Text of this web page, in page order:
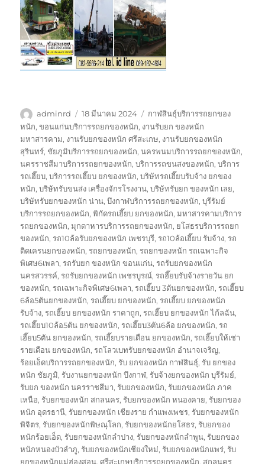
ผู้
เขียน
adminrd
เขียน
เมื่อ
18 มีนาคม 2024
ป้าย
กำกับ
กาฬสินธุ์บริการรถยกของ
หนัก,ขอนแก่นบริการรถยกของหนัก, งานรับยก ของหนัก
มหาสารคาม, งานรับยกของหนัก ศรีสะเกษ, งานรับยกของหนัก
สุรินทร์, ชัยภูมิบริการรถยกของหนัก,นครพนมบริการรถยกของหนัก,
นครราชสีมาบริการรถยกของหนัก,บริการรถขนสงของหนัก,บริการ
รถเฮี๊ยบ,บริการรถเฮี๊ยบ ยกของหนัก,บริษัทรถเฮี๊ยบรับจ้าง ยกของ
หนัก,บริษัทรับขนส่ง เครื่องจักรโรงงาน,บริษัทรับยก ของหนัก เลย,
บริษัทรับยกของหนัก น่าน,บึงกาฬบริการรถยกของหนัก,บุรีรัมย์
บริการรถยกของหนัก,พิกัดรถเฮี๊ยบ ยกของหนัก,มหาสารคามบริการ
รถยกของหนัก,มุกดาหารบริการรถยกของหนัก, ยโสธรบริการรถยก
ของหนัก,รถ10ล้อรับยกของหนัก เพชรบุรี,รถ10ล้อเฮี๊ยบ รับจ้าง,รถ
ติดเครนยกของหนัก,รถยกของหนัก,รถยกของหนัก รถเฉพาะกิจ
พิเศษ6เพลา,รถรับยก ของหนัก ขอนแก่น,รถรับยกของหนัก
นครสวรรค์,รถรับยกของหนัก เพชรบูรณ์,รถฮี๊ยบรับจ้างรายวัน ยก
ของหนัก,รถเฉพาะกิจพิเศษ6เพลา,รถเฮี๊ยบ 3ตันยกของหนัก,รถเฮี๊ยบ
6ล้อ5ตันยกของหนัก,รถเฮี๊ยบ ยกของหนัก,รถเฮี๊ยบ ยกของหนัก
รับจ้าง,รถเฮี๊ยบ ยกของหนัก ราคาถูก,รถเฮี๊ยบ ยกของหนัก ไก้ลฉัน,
รถเฮี๊ยบ10ล้อ5ตัน ยกของหนัก,รถเฮี๊ยบ3ตัน6ล้อ ยกของหนัก,รถ
เฮี๊ยบ5ตัน ยกของหนัก,รถเฮี๊ยบรายเดือน ยกของหนัก,รถเฮี๊ยบให้เช่า
รายเดือน ยกของหนัก,รถโลวเบทรับยกของหนัก อำนาจเจริญ,
ร้อยเอ็ดบริการรถยกของหนัก,รับ ยกของหนัก กาฬสินธุ์,รับ ยกของ
หนัก ชัยภูมิ,รับงานยกของหนัก บึงกาฬ,รับจ้างยกของหนัก บุรีรัมย์,
รับยก ของหนัก นครราชสีมา,รับยกของหนัก,รับยกของหนัก ภาค
เหนือ,รับยกของหนัก สกลนคร,รับยกของหนัก หนองคาย,รับยกของ
หนัก อุดรธานี,รับยกของหนัก เชียงราย กำแพงเพชร,รับยกของหนัก
พิจิตร,รับยกของหนักพิษณุโลก,รับยกของหนักยโสธร,รับยกของ
หนักร้อยเอ็ด,รับยกของหนักลำปาง,รับยกของหนักลำพูน,รับยกของ
หนักหนองบัวลำภู,รับยกของหนักเชียงใหม่,รับยกของหนักแพร่,รับ
ยกของหนักแม่ฮ่องสอน,ศรีสะเกษบริการรถยกของหนัก, สกลนคร